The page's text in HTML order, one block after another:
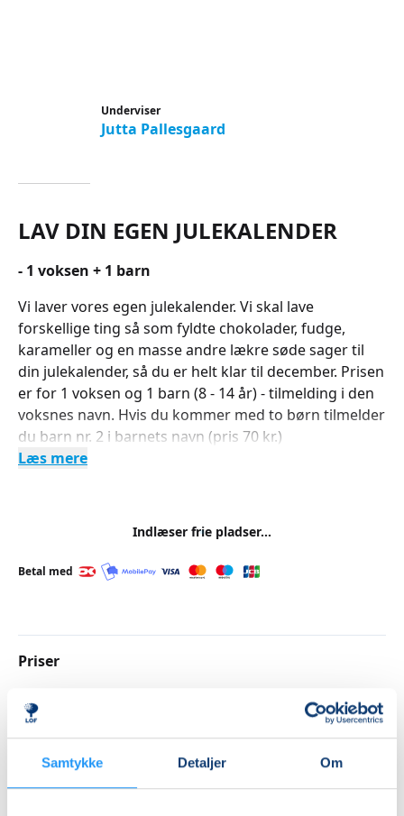
Samtykke Detaljer Om
Underviser
Jutta Pallesgaard
LAV DIN EGEN JULEKALENDER
- 1 voksen + 1 barn
Vi laver vores egen julekalender. Vi skal lave
forskellige ting så som fyldte chokolader, fudge,
karameller og en masse andre lækre søde sager til
din julekalender, så du er helt klar til december. Prisen
er for 1 voksen og 1 barn (8 - 14 år) - tilmelding i den
voksnes navn. Hvis du kommer med to børn tilmelder
du barn nr. 2 i barnets navn (pris 70 kr.)
Læs mere
Indlæser frie pladser...
Betal med
Priser
DKK 320,00
+8 år - ekstra kun iflg
med voksen